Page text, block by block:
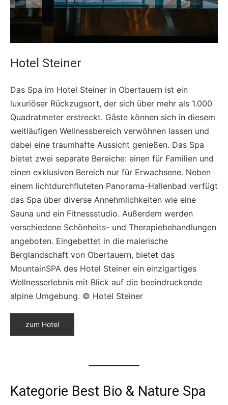
Hotel Steiner
Das Spa im Hotel Steiner in Obertauern ist ein
luxuriöser Rückzugsort, der sich über mehr als 1.000
Quadratmeter erstreckt. Gäste können sich in diesem
weitläufigen Wellnessbereich verwöhnen lassen und
dabei eine traumhafte Aussicht genießen. Das Spa
bietet zwei separate Bereiche: einen für Familien und
einen exklusiven Bereich nur für Erwachsene. Neben
einem lichtdurchfluteten Panorama-Hallenbad verfügt
das Spa über diverse Annehmlichkeiten wie eine
Sauna und ein Fitnessstudio. Außerdem werden
verschiedene Schönheits- und Therapiebehandlungen
angeboten. Eingebettet in die malerische
Berglandschaft von Obertauern, bietet das
MountainSPA des Hotel Steiner ein einzigartiges
Wellnesserlebnis mit Blick auf die beeindruckende
alpine Umgebung. © Hotel Steiner
zum Hotel
Kategorie Best Bio & Nature Spa